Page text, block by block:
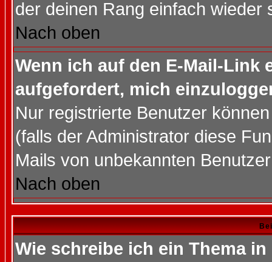
der deinen Rang einfach wieder
Nach oben
Wenn ich auf den E-Mail-Link
aufgefordert, mich
Nur registrierte Benutzer
(falls der Administrator diese
Mails von unbekannten
Nach oben
Wie schreibe ich ein Thema